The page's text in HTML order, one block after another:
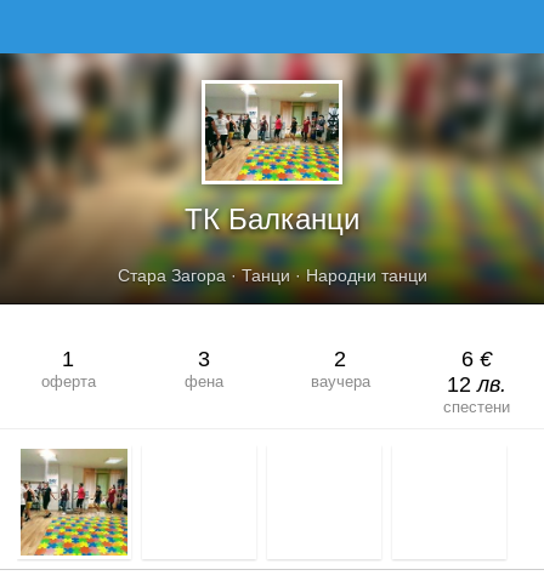
ТК Балканци
Стара Загора·Танци ·Народни танци
1
оферта
3
фена
2
ваучера
6 €
12лв.
спестени